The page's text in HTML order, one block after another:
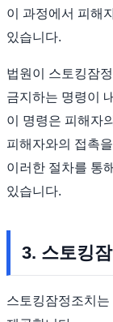
이 과정에서 피해
있습니다.
법원이 스토킹잠
금지하는 명령이
이 명령은 피해자
피해자와의 접촉
이러한 절차를 통
있습니다.
3. 스토킹
스토킹잠정조치